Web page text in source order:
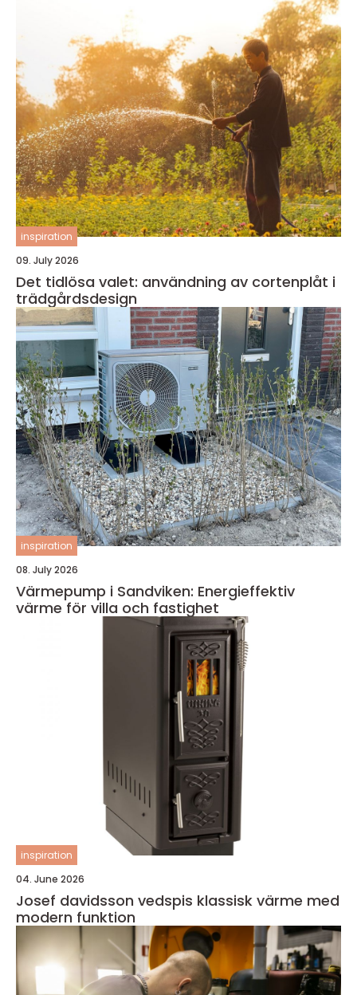
inspiration
09. July 2026
Det tidlösa valet: användning av cortenplåt i
trädgårdsdesign
inspiration
08. July 2026
Värmepump i Sandviken: Energieffektiv
värme för villa och fastighet
inspiration
04. June 2026
Josef davidsson vedspis klassisk värme med
modern funktion